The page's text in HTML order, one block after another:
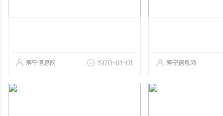
寿宁信息网 1970-01-01 寿宁信息网